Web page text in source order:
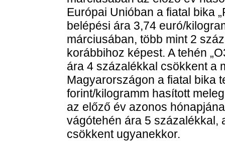
Európai Unióban a fiatal bika
belépési ára 3,74 euró/
márciusában, több mint 2
korábbihoz képest. A tehén
ára 4 százalékkal csökkent a
Magyarországon a fiatal bika
forint/kilogramm hasított
az előző év azonos
vágótehén ára 5 százalékkal,
csökkent ugyanekkor.